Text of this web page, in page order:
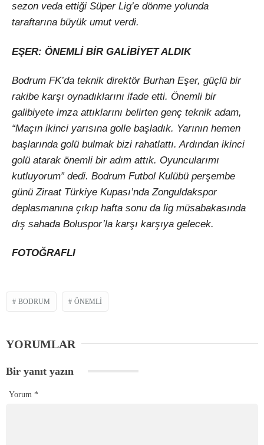
sezon veda ettiği Süper Lig’e dönme yolunda
taraftarına büyük umut verdi.
EŞER: ÖNEMLİ BİR GALİBİYET ALDIK
Bodrum FK’da teknik direktör Burhan Eşer, güçlü bir
rakibe karşı oynadıklarını ifade etti. Önemli bir
galibiyete imza attıklarını belirten genç teknik adam,
“Maçın ikinci yarısına golle başladık. Yarının hemen
başlarında golü bulmak bizi rahatlattı. Ardından ikinci
golü atarak önemli bir adım attık. Oyuncularımı
kutluyorum” dedi. Bodrum Futbol Kulübü perşembe
günü Ziraat Türkiye Kupası’nda Zonguldakspor
deplasmanına çıkıp hafta sonu da lig müsabakasında
dış sahada Boluspor’la karşı karşıya gelecek.
FOTOĞRAFLI
BODRUM ÖNEMLI
YORUMLAR
Bir yanıt yazın
Yorum *